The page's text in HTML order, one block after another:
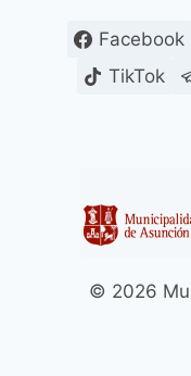
Facebook
TikTok
© 2026